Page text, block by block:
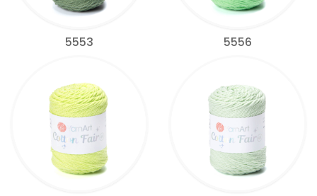
5553 5556